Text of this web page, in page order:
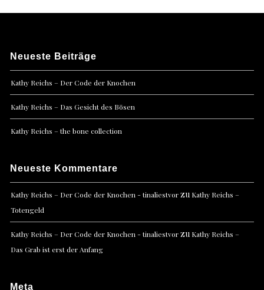
Neueste Beiträge
Kathy Reichs – Der Code der Knochen
Kathy Reichs – Das Gesicht des Bösen
Kathy Reichs – the bone collection
Neueste Kommentare
Kathy Reichs – Der Code der Knochen - tinaliestvorzu Kathy Reichs –
Totengeld
Kathy Reichs – Der Code der Knochen - tinaliestvorzu Kathy Reichs –
Das Grab ist erst der Anfang
Meta